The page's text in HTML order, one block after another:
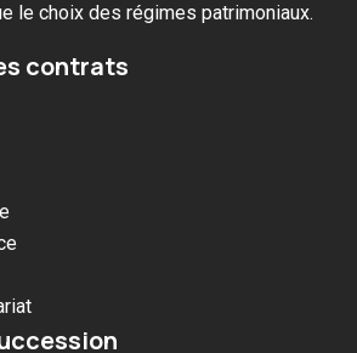
le choix des régimes patrimoniaux.
contrats